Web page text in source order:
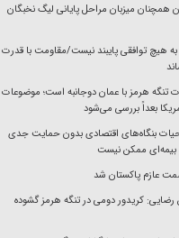
همچنان میزبان مراحل پایانی لیگ نخبگان
به هیچ توافقی پایبند نیست/مقاومت با قدرت
تنگه هرمز با عمان دوجانبه است؛ موضوعات
بعداً بررسی می‌شود
حیات بنگاه‌های اقتصادی بدون حمایت جدی
بیمه‌ای ممکن نیست
عازم پاکستان شد
کریدور دومی در تنگه هرمز گشوده